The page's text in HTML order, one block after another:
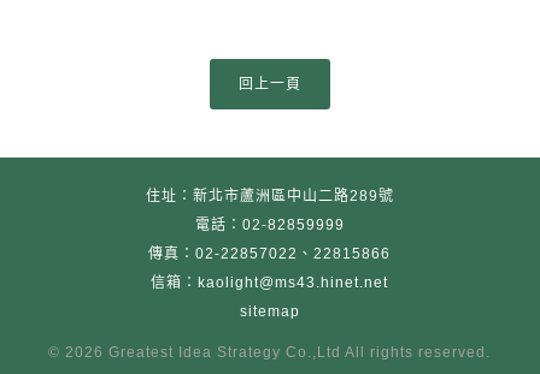
住址：新北市蘆洲區中山二路289號
電話：02-82859999
傳真：02-22857022、22815866
信箱：kaolight@ms43.hinet.net
sitemap
© 2026 Greatest Idea Strategy Co .,Ltd All rights reserved.